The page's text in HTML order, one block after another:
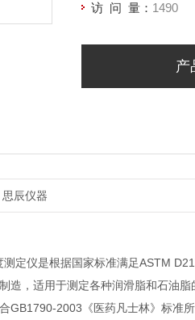
访 问 量： 1490
产
思辰仪器
测定仪是根据国家标准满足ASTM
造，适用于测定各种润滑脂和石油
GB1790-2003《医药凡士林》标准